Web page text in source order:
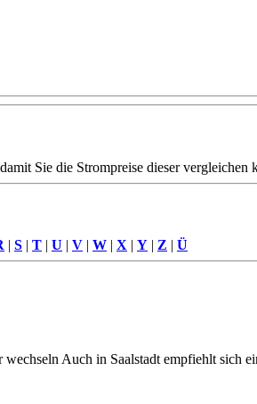
Sie die Strompreise dieser vergleichen
| S | T | U | V | W | X | Y | Z | Ü
Auch in Saalstadt empfiehlt sich